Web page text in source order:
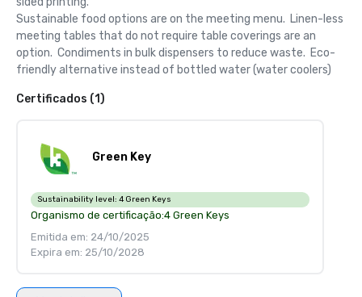
Sustainable food options are on the meeting menu.  Linen-less
meeting tables that do not require table coverings are an
option.  Condiments in bulk dispensers to reduce waste.  Eco-
friendly alternative instead of bottled water (water coolers)
Certificados (1)
Green Key
Sustainability level: 4 Green Keys
Organismo de certificação:4 Green Keys
Emitida em: 24/10/2025
Expira em: 25/10/2028